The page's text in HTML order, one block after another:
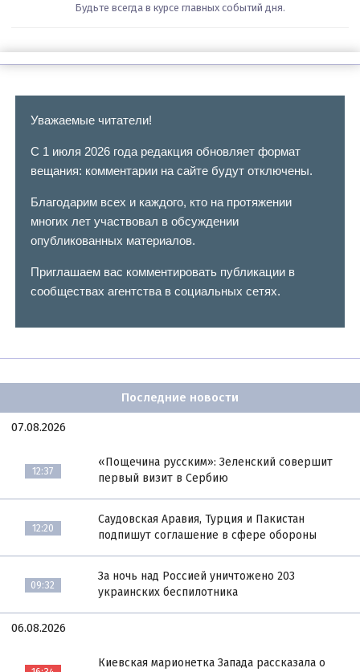
Будьте всегда в курсе главных событий дня.
Уважаемые читатели!
С 1 июля 2026 года редакция обновляет формат
вещания: комментарии на сайте будут отключены.
Благодарим всех и каждого, кто на протяжении
многих лет участвовал в обсуждении
опубликованных материалов.
Приглашаем вас комментировать публикации в
сообществах агентства в социальных сетях.
Последние новости
07.08.2026
12:37
«Пощечина русским»: Зеленский совершит
первый визит в Сербию
12:20
Саудовская Аравия, Турция и Пакистан
подпишут соглашение в сфере обороны
09:32
За ночь над Россией уничтожено 203
украинских беспилотника
06.08.2026
Киевская марионетка Запада рассказала о